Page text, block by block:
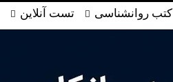
کتب روانشناسی تست آنلاین